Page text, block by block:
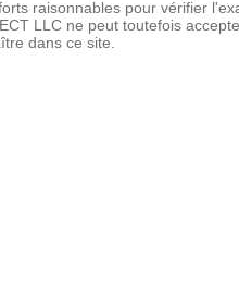
raisonnables pour vérifier
LLC ne peut toutefois
dans ce site.